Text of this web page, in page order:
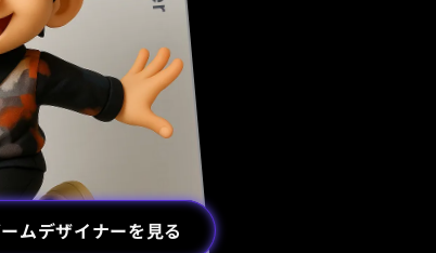
ムデザイナーを見る